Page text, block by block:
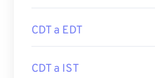
CDT a EDT
CDT a IST